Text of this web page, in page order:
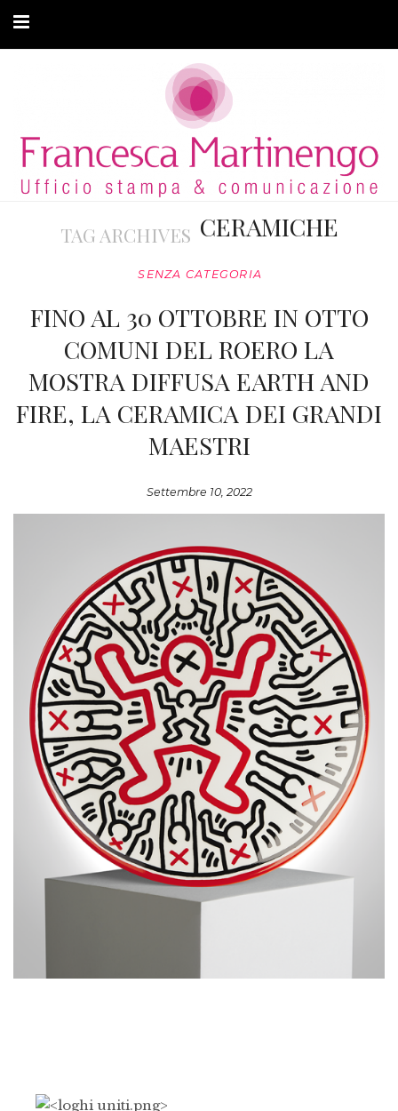
ARTICOLI
MODA ADATTIVA
CONTATTITAG ARCHIVES CERAMICHE
SENZA CATEGORIA
FINO AL 30 OTTOBRE IN OTTO
COMUNI DEL ROERO LA
MOSTRA DIFFUSA EARTH AND
FIRE, LA CERAMICA DEI GRANDI
MAESTRI
Settembre 10, 2022